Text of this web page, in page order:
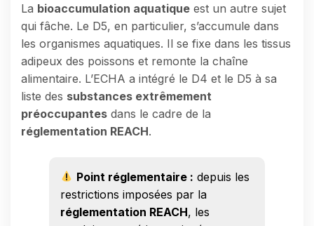
La bioaccumulation aquatique est un autre sujet
qui fâche. Le D5, en particulier, s’accumule dans
les organismes aquatiques. Il se fixe dans les tissus
adipeux des poissons et remonte la chaîne
alimentaire. L’ECHA a intégré le D4 et le D5 à sa
liste des substances extrêmement
préoccupantes dans le cadre de la
réglementation REACH.
Point réglementaire : depuis les
restrictions imposées par la
réglementation REACH, les